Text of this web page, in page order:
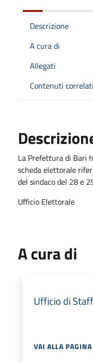
Descrizione
A cura di
Allegati
Contenuti correlati
La Prefettura di Bari
scheda elettorale
del sindaco del 28 e
Ufficio Elettorale
A cura di
Ufficio di Staff
VAI ALLA PAGINA